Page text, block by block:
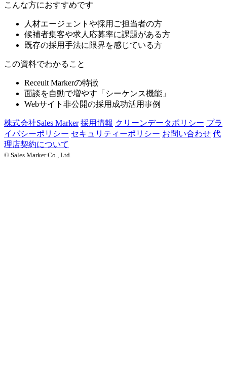
こんな方におすすめです
人材エージェントや採用ご担当者の方
候補者集客や求人応募率に課題がある方
既存の採用手法に限界を感じている方
この資料でわかること
Receuit Markerの特徴
面談を自動で増やす「シーケンス機能」
Webサイト非公開の採用成功活用事例
株式会社Sales Marker 採用情報 クリーンデータポリシー プラ
イバシーポリシー セキュリティーポリシー お問い合わせ 代
理店契約について
© Sales Marker Co., Ltd.